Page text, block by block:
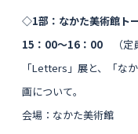
◇1部：なかた美術館ト
15：00〜16：00
（
「Letters」展と、「な
画について。
会場：なかた美術館